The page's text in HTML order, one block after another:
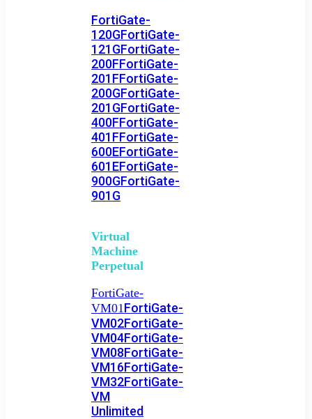
FortiGate-
120GFortiGate-
121GFortiGate-
200FFortiGate-
201FFortiGate-
200GFortiGate-
201GFortiGate-
400FFortiGate-
401FFortiGate-
600EFortiGate-
601EFortiGate-
900GFortiGate-
901G
Virtual
Machine
Perpetual
FortiGate-
VM01FortiGate-
VM02FortiGate-
VM04FortiGate-
VM08FortiGate-
VM16FortiGate-
VM32FortiGate-
VM
Unlimited